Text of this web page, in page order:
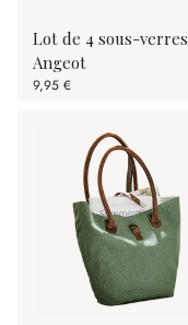
Lot de 4 sous-verres
Angeot
9,95 €